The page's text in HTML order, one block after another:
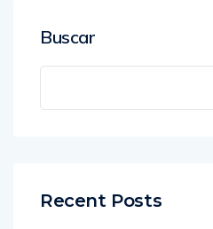
Buscar
Recent Posts